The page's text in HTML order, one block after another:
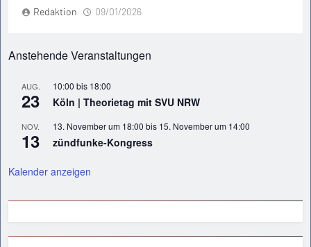
Redaktion 09/01/2026
Anstehende Veranstaltungen
AUG.
23
10:00 bis 18:00
Köln | Theorietag mit SVU NRW
NOV.
13
13. November um 18:00 bis 15. November um 14:00
zündfunke-Kongress
Kalender anzeigen